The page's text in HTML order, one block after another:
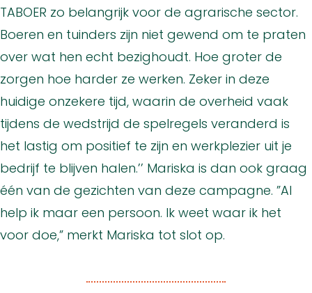
TABOER zo belangrijk voor de agrarische sector.
Boeren en tuinders zijn niet gewend om te praten
over wat hen echt bezighoudt. Hoe groter de
zorgen hoe harder ze werken. Zeker in deze
huidige onzekere tijd, waarin de overheid vaak
tijdens de wedstrijd de spelregels veranderd is
het lastig om positief te zijn en werkplezier uit je
bedrijf te blijven halen.’’ Mariska is dan ook graag
één van de gezichten van deze campagne. ”Al
help ik maar een persoon. Ik weet waar ik het
voor doe,” merkt Mariska tot slot op.